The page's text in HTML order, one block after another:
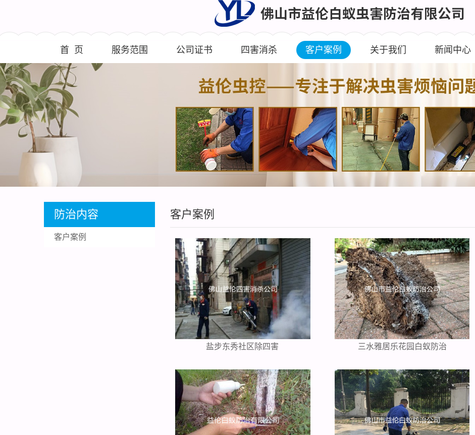
首 页 服务范围 公司证书 四害消杀 客户案例 关于我们 新闻中心
防治内容
客户案例
客户案例
盐步东秀社区除四害 三水雅居乐花园白蚁防治